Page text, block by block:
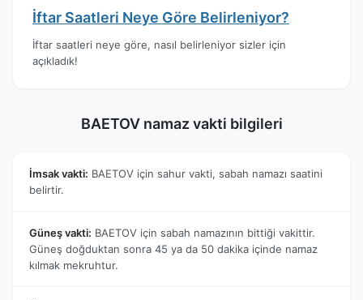
İftar Saatleri Neye Göre Belirleniyor?
İftar saatleri neye göre, nasıl belirleniyor sizler için
açıkladık!
BAETOV namaz vakti bilgileri
İmsak vakti: BAETOV için sahur vakti, sabah namazı saatini
belirtir.
Güneş vakti: BAETOV için sabah namazının bittiği vakittir.
Güneş doğduktan sonra 45 ya da 50 dakika içinde namaz
kılmak mekruhtur.